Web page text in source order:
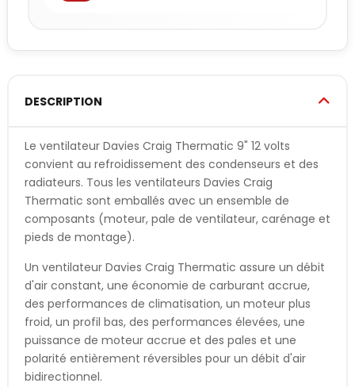
DESCRIPTION
Le ventilateur Davies Craig Thermatic 9" 12 volts
convient au refroidissement des condenseurs et des
radiateurs. Tous les ventilateurs Davies Craig
Thermatic sont emballés avec un ensemble de
composants (moteur, pale de ventilateur, carénage et
pieds de montage).
Un ventilateur Davies Craig Thermatic assure un débit
d'air constant, une économie de carburant accrue,
des performances de climatisation, un moteur plus
froid, un profil bas, des performances élevées, une
puissance de moteur accrue et des pales et une
polarité entièrement réversibles pour un débit d'air
bidirectionnel.